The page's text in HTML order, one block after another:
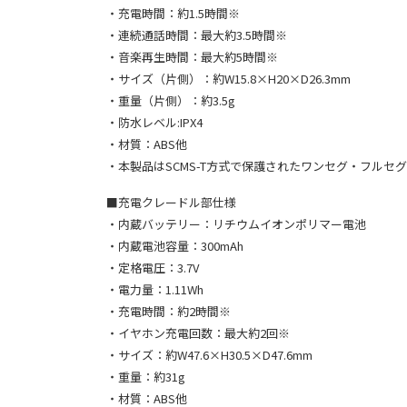
・充電時間：約1.5時間※
・連続通話時間：最大約3.5時間※
・音楽再生時間：最大約5時間※
・サイズ（片側）：約W15.8×H20×D26.3mm
・重量（片側）：約3.5g
・防水レベル:IPX4
・材質：ABS他
・本製品はSCMS-T方式で保護されたワンセグ・フルセ
■充電クレードル部仕様
・内蔵バッテリー：リチウムイオンポリマー電池
・内蔵電池容量：300mAh
・定格電圧：3.7V
・電力量：1.11Wh
・充電時間：約2時間※
・イヤホン充電回数：最大約2回※
・サイズ：約W47.6×H30.5×D47.6mm
・重量：約31g
・材質：ABS他